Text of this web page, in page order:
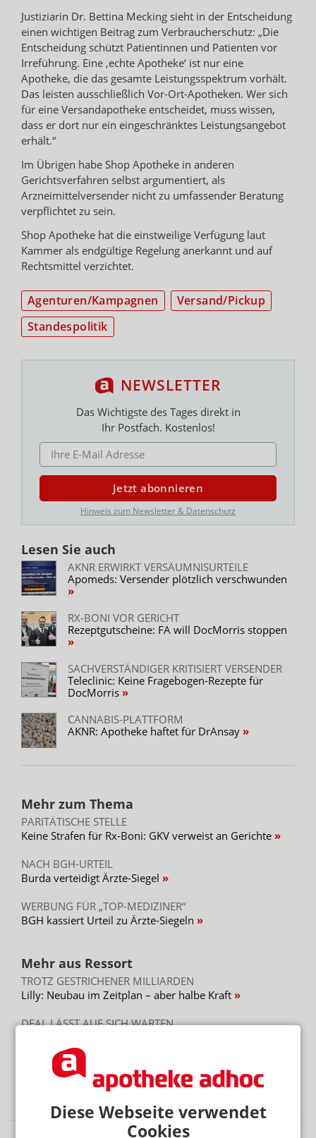
Diese Webseite verwendet
Cookies
Justiziarin Dr. Bettina Mecking sieht in der Entscheidung
einen wichtigen Beitrag zum Verbraucherschutz: „Die
Entscheidung schützt Patientinnen und Patienten vor
Irreführung. Eine ‚echte Apotheke‘ ist nur eine
Apotheke, die das gesamte Leistungsspektrum vorhält.
Das leisten ausschließlich Vor-Ort-Apotheken. Wer sich
für eine Versandapotheke entscheidet, muss wissen,
dass er dort nur ein eingeschränktes Leistungsangebot
erhält.“
Im Übrigen habe Shop Apotheke in anderen
Gerichtsverfahren selbst argumentiert, als
Arzneimittelversender nicht zu umfassender Beratung
verpflichtet zu sein.
Shop Apotheke hat die einstweilige Verfügung laut
Kammer als endgültige Regelung anerkannt und auf
Rechtsmittel verzichtet.
Agenturen/Kampagnen
Versand/Pickup
Standespolitik
NEWSLETTER
Das Wichtigste des Tages direkt in
Ihr Postfach. Kostenlos!
E-MAIL ADRESSE
Jetzt abonnieren
Hinweis zum Newsletter & Datenschutz
Lesen Sie auch
AKNR ERWIRKT VERSÄUMNISURTEILE
Apomeds: Versender plötzlich verschwunden
RX-BONI VOR GERICHT
Rezeptgutscheine: FA will DocMorris stoppen
SACHVERSTÄNDIGER KRITISIERT VERSENDER
Teleclinic: Keine Fragebogen-Rezepte für
DocMorris
CANNABIS-PLATTFORM
AKNR: Apotheke haftet für DrAnsay
Mehr zum Thema
PARITÄTISCHE STELLE
Keine Strafen für Rx-Boni: GKV verweist an Gerichte
NACH BGH-URTEIL
Burda verteidigt Ärzte-Siegel
WERBUNG FÜR „TOP-MEDIZINER“
BGH kassiert Urteil zu Ärzte-Siegeln
Mehr aus Ressort
TROTZ GESTRICHENER MILLIARDEN
Lilly: Neubau im Zeitplan – aber halbe Kraft
DEAL LÄSST AUF SICH WARTEN
PARTNER VON RX-PLATTFORMEN
Abnehmspritzen: Reimporteur spielt Versandapotheke